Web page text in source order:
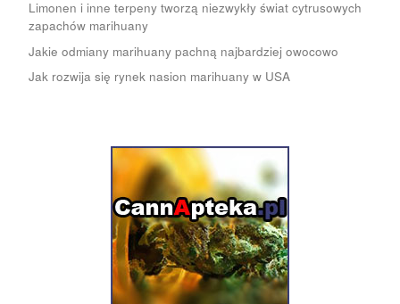
Limonen i inne terpeny tworzą niezwykły świat cytrusowych
zapachów marihuany
Jakie odmiany marihuany pachną najbardziej owocowo
Jak rozwija się rynek nasion marihuany w USA